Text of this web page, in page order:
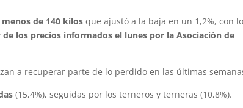
de 140 kilos que ajustó a la baja en un 1,2%, con lo
los precios informados el lunes por la Asociación de
a recuperar parte de lo perdido en las últimas
(15,4%), seguidas por los terneros y terneras (10,8%).